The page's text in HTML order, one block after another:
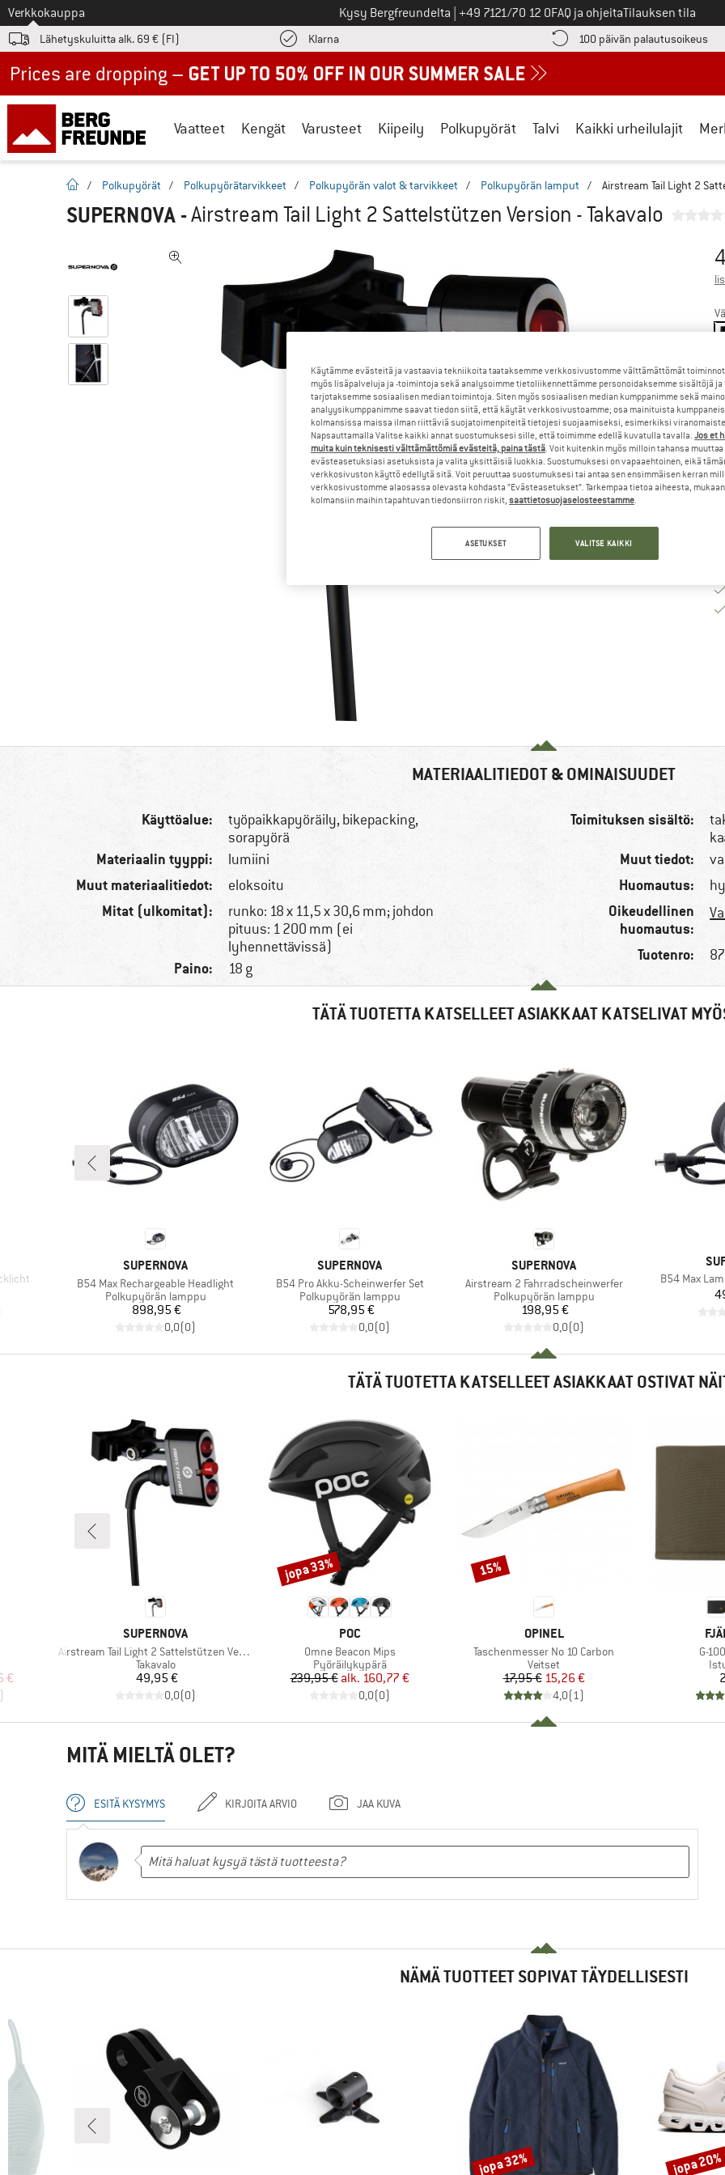
Tästä siirtyäksesi
Verkkokauppa Kysy Bergfreundelta Soita meille
+49 7121/70 12 0FAQ ja ohjeitaTilauksen tila
Lähetyskuluitta alk. 69 € (FI) KlarnaLöydä maksutiedot täältä! Avautuu tietokentässä 100 päivän palautusoikeus
Vaatteet Kengät Varusteet Kiipeily Polkupyörät Talvi Kaikki urheilulajit
Kotisivu
/ Polkupyörät / Polkupyörätarvikkeet / Polkupyörän valot & tarvikkeet / Polkupyörän lamput / Airstream Tail Light 2
SUPERNOVA -Airstream Tail Light 2 Sattelstützen Version - Takavalo
MATERIAALITIEDOT & OMINAISUUDET
Käyttöalue:
työpaikkapyöräily, bikepacking,
sorapyörä
Materiaalin tyyppi: lumiini
Muut materiaalitiedot: eloksoitu
Mitat (ulkomitat):
runko: 18 x 11,5 x 30,6 mm; johdon
pituus: 1 200 mm (ei
lyhennettävissä)
Paino: 18 g
Toimituksen sisältö:
Muut tiedot:
Huomautus:
Oikeudellinen
huomautus:
Tuotenro:
TÄTÄ TUOTETTA KATSELLEET ASIAKKAAT KATSELIVAT
MERKKI
SUPERNOVA
Tuote
B54 Max Rechargeable Headlight
Tuoteryhmä
Polkupyörän lamppu
Hinta
898,95 €
0,0(0)
MERKKI
SUPERNOVA
Tuote
B54 Pro Akku-Scheinwerfer Set
Tuoteryhmä
Polkupyörän lamppu
Hinta
578,95 €
0,0(0)
MERKKI
SUPERNOVA
Tuote
Airstream 2 Fahrradscheinwerfer
Tuoteryhmä
Polkupyörän lamppu
Hinta
198,95 €
0,0(0)
Tuote
B54 Max
TÄTÄ TUOTETTA KATSELLEET ASIAKKAAT OSTIVAT
hinta
€
MERKKI
SUPERNOVA
Tuote
Airstream Tail Light 2 Sattelstützen Version
Tuoteryhmä
Takavalo
Hinta
49,95 €
0,0(0)
MERKKI
POC
Tuote
Omne Beacon Mips
Tuoteryhmä
Pyöräilykypärä
Hinta
239,95 € Alennettu hinta
alk. 160,77 €
0,0(0)
Alennus
jopa 33%
MERKKI
OPINEL
Tuote
Taschenmesser No 10 Carbon
Tuoteryhmä
Veitset
Hinta
17,95 € Alennettu hinta
15,26 €
4,0(1)
Alennus
15%
Tuote
G-
MITÄ MIELTÄ OLET?
ESITÄ KYSYMYS KIRJOITA ARVIO JAA KUVA
NÄMÄ TUOTTEET SOPIVAT TÄYDELLISESTI
Alennus
jopa 32% Alennus
jopa 20%
Käytämme evästeitä ja vastaavia tekniikoita taataksemme verkkosivustomme välttämättömät
myös lisäpalveluja ja -toimintoja sekä analysoimme tietoliikennettämme personoidaksemme sisältöjä ja
tarjotaksemme sosiaalisen median toimintoja. Siten myös sosiaalisen median kumppanimme sekä
analyysikumppanimme saavat tiedon siitä, että käytät verkkosivustoamme; osa mainituista
kolmansissa maissa ilman riittäviä suojatoimenpiteitä tietojesi suojaamiseksi, esimerkiksi
Napsauttamalla Valitse kaikki annat suostumuksesi sille, että toimimme edellä kuvatulla tavalla. Jos et
muita kuin teknisesti välttämättömiä evästeitä, paina tästä. Voit kuitenkin myös milloin tahansa muuttaa
evästeasetuksiasi asetuksista ja valita yksittäisiä luokkia. Suostumuksesi on vapaaehtoinen, eikä
verkkosivuston käyttö edellytä sitä. Voit peruuttaa suostumuksesi tai antaa sen ensimmäisen kerran
verkkosivustomme alaosassa olevasta kohdasta ”Evästeasetukset”. Tarkempaa tietoa aiheesta,
kolmansiin maihin tapahtuvan tiedonsiirron riskit, saattietosuojaselosteestamme.
ASETUKSET VALITSE KAIKKI